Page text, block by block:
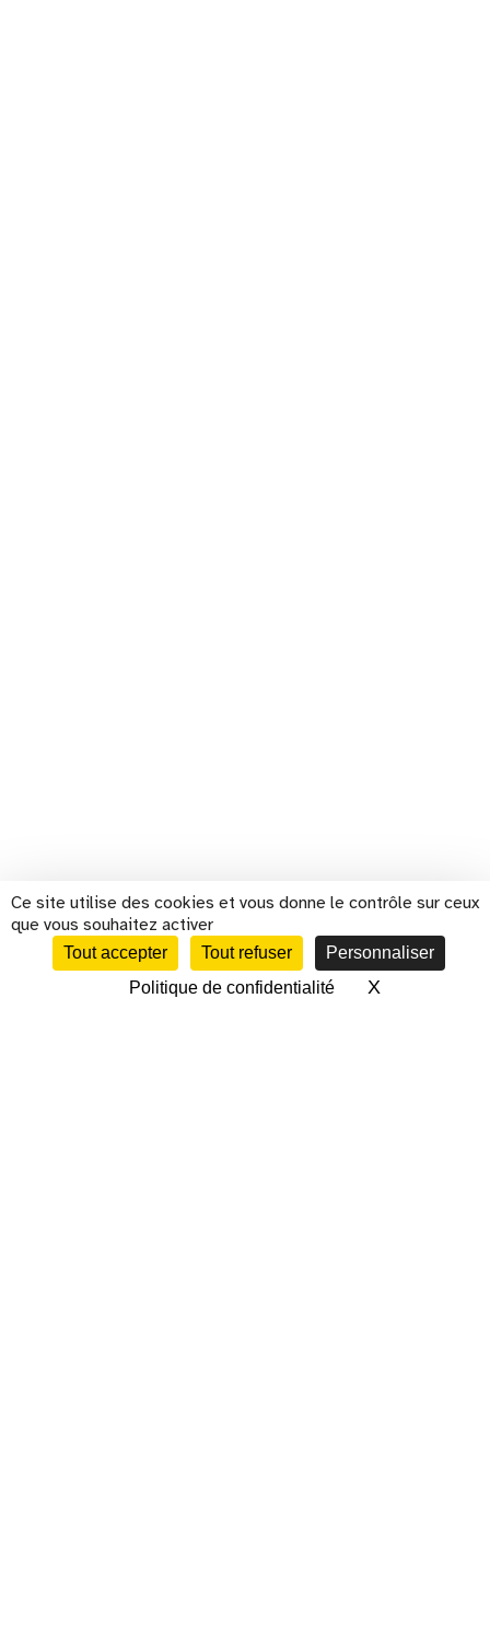
Ce site utilise des cookies et vous donne le contrôle sur ceux
que vous souhaitez activer
Tout accepter Tout refuser
Personnaliser
Politique de confidentialité
XMasquer le
CALENDRIER